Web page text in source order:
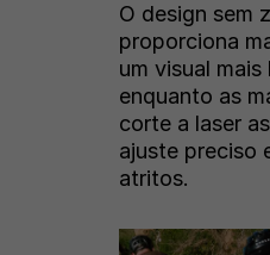
O design sem
proporciona
um visual mais
enquanto as
corte a laser
ajuste preciso
atritos.